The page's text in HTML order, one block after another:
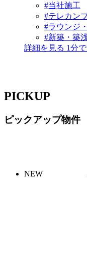
#当社施工
#テレカン
#ラウンジ
#新築・築
詳細を見る 1分
PICKUP
ピックアップ物件
NEW